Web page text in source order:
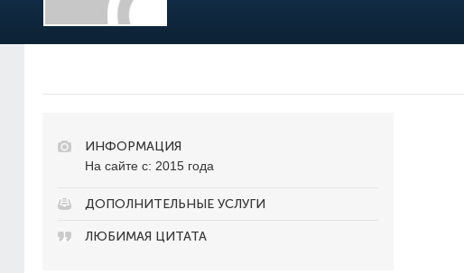
ИНФОРМАЦИЯ
На сайте с: 2015 года
ДОПОЛНИТЕЛЬНЫЕ УСЛУГИ
ЛЮБИМАЯ ЦИТАТА